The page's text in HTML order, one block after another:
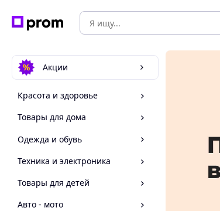
Акции
Красота и здоровье
Товары для дома
Одежда и обувь
Техника и электроника
Товары для детей
Авто - мото